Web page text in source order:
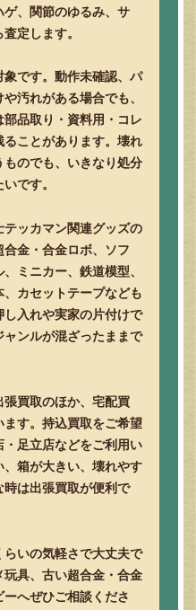
、関節のゆるみ、サ
定します。
です。動作未確認、パ
汚れがある場合でも、
品取り・資料用・コレ
ことがあります。壊れ
のでも、いきなり処分
です。
ッカマン関連グッズの
金・合金ロボ、ソフ
ミニカー、鉄道模型、
カセットテープなども
入れや実家の片付けで
ンルが混ざったままで
買取のほか、宅配買
す。持込買取をご希望
足立店などをご利用い
箱が大きい、壊れやす
は出張買取が便利で
らいの気軽さで大丈夫で
具、古い超合金・合金
へぜひご相談くださ